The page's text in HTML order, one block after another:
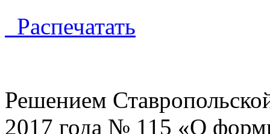
Распечатать
Решением
2017 года № 115 «О